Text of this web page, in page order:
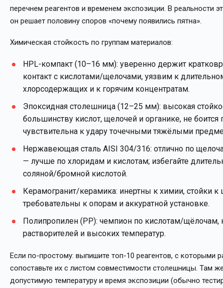
перечнем реагентов и временем экспозиции. В реальности
он решает половину споров «почему появились пятна».
Химическая стойкость по группам материалов:
HPL-компакт (10–16 мм): уверенно держит
контакт с кислотами/щелочами, уязвим к
хлорсодержащих и к горячим концентратам.
Эпоксидная столешница (12–25 мм): высокая
большинству кислот, щелочей и органике, не боится
чувствительна к удару точечными тяжёлыми
Нержавеющая сталь AISI 304/316: отлично по
— лучше по хлоридам и кислотам; избегайте
соляной/бромной кислотой.
Керамогранит/керамика: инертны к химии, стойки к
требовательны к опорам и аккуратной установке.
Полипропилен (PP): чемпион по кислотам/щёлочам,
растворителей и высоких температур.
Если по-простому: выпишите топ-10 реагентов, с которыми
сопоставьте их с листом совместимости столешницы. Там
допустимую температуру и время экспозиции (обычно